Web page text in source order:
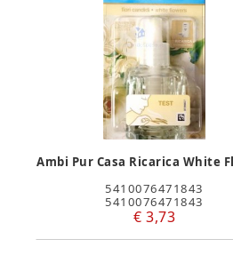
Ambi Pur Casa Ricarica White
5410076471843
5410076471843
€ 3,73